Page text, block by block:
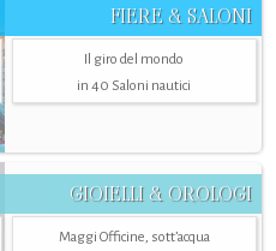
FIERE & SALONI
Il giro del mondo
in 40 Saloni nautici
GIOIELLI & OROLOGI
Maggi Officine, sott’acqua